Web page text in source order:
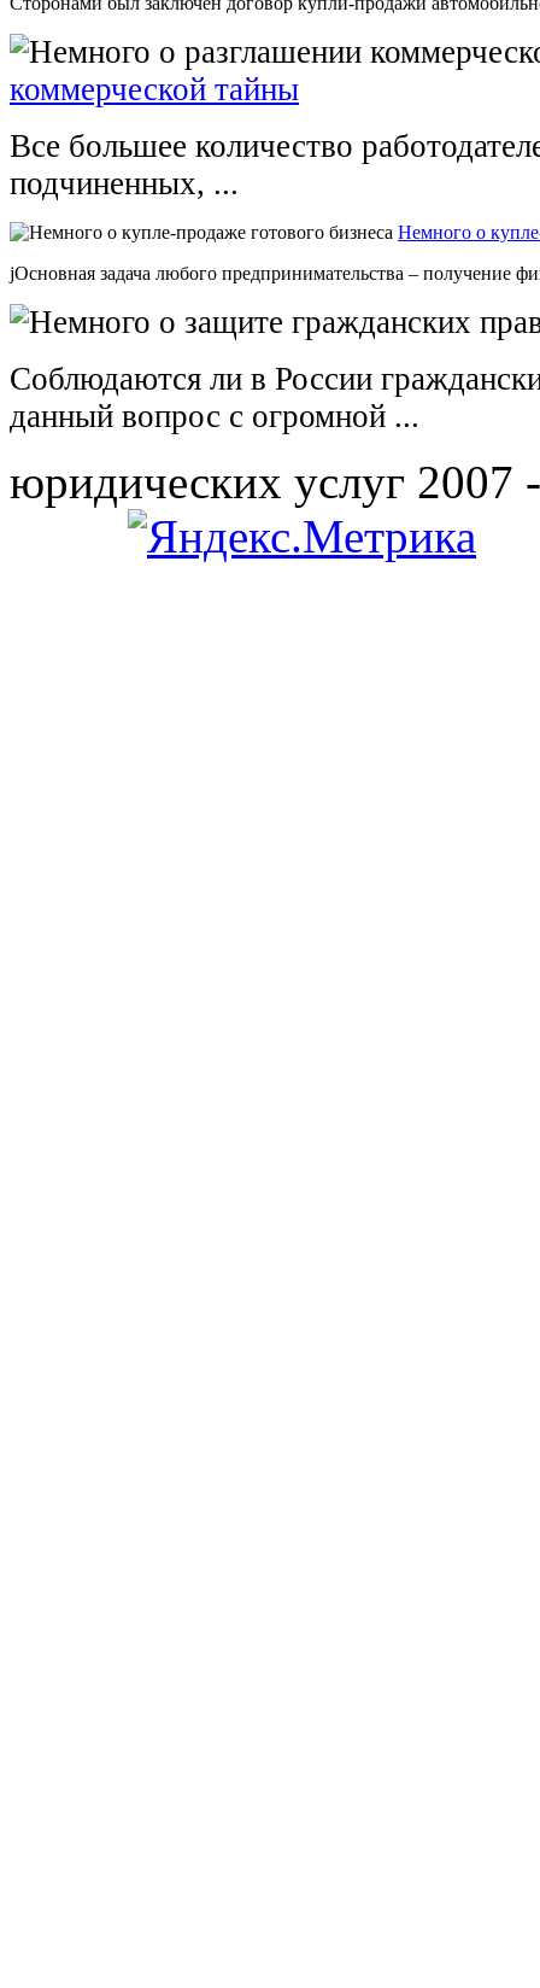
коммерческой тайны
Все большее количество
подчиненных, ...
Немного о
jОсновная задача любого предпринимательства – получение
Соблюдаются ли в России
данный вопрос с огромной ...
юридических услуг